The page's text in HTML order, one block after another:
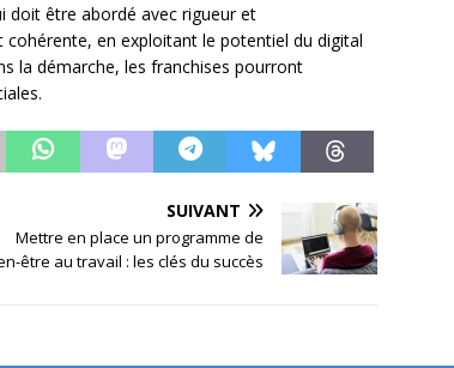
doit être abordé avec rigueur et
en exploitant le potentiel du digital
la démarche, les franchises pourront
SUIVANT
Mettre en place un programme de
être au travail : les clés du succès